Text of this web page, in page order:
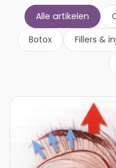
Alle artikelen
Botox
Fillers &